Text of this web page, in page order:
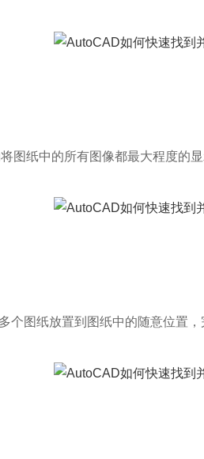
图纸中的所有图像都最大程度的
个图纸放置到图纸中的随意位置，